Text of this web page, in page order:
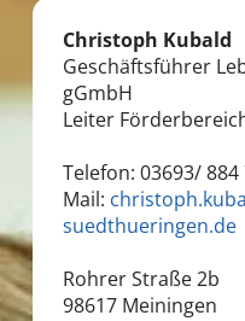
Christoph Kubald
Geschäftsführer
gGmbH
Leiter
Telefon: 03693/ 884
Mail:
suedthueringen.de
Rohrer Straße 2b
98617 Meiningen